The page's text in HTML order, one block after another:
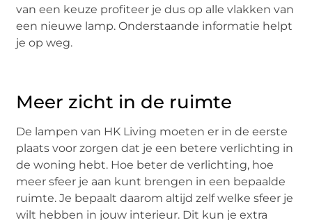
van een keuze profiteer je dus op alle vlakken van
een nieuwe lamp. Onderstaande informatie helpt
je op weg.
Meer zicht in de ruimte
De lampen van HK Living moeten er in de eerste
plaats voor zorgen dat je een betere verlichting in
de woning hebt. Hoe beter de verlichting, hoe
meer sfeer je aan kunt brengen in een bepaalde
ruimte. Je bepaalt daarom altijd zelf welke sfeer je
wilt hebben in jouw interieur. Dit kun je extra